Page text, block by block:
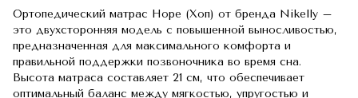
Ортопедический матрас Hope (Хоп) от бренда Nikelly –
это двухсторонняя модель с повышенной выносливостью,
предназначенная для максимального комфорта и
правильной поддержки позвоночника во время сна.
Высота матраса составляет 21 см, что обеспечивает
оптимальный баланс между мягкостью, упругостью и